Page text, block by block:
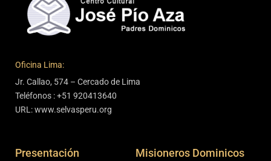
Oficina Lima:
Jr. Callao, 574 – Cercado de Lima
Teléfonos : +51 920413640
URL: www.selvasperu.org
Presentación Misioneros Dominicos